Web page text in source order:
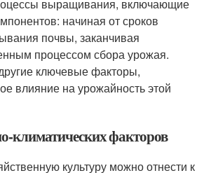
выращивания, включающие
начиная от сроков
почвы, заканчивая
процессом сбора урожая.
ключевые факторы,
влияние на урожайность этой
климатических факторов
культуру можно отнести к